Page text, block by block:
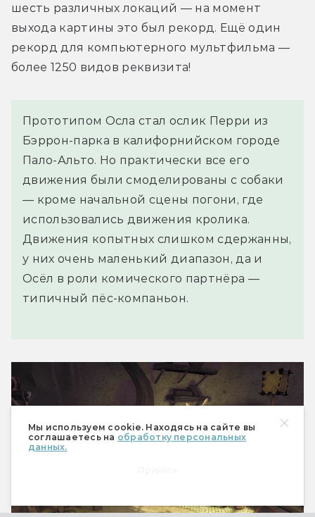
Мы используем cookie. Находясь на сайте вы
соглашаетесь на обработку персональных
данных.
шесть различных локаций — на момент
выхода картины это был рекорд. Ещё один
рекорд для компьютерного мультфильма —
более 1250 видов реквизита!
Прототипом Осла стал ослик Перри из
Бэррон-парка в калифорнийском городе
Пало-Альто. Но практически все его
движения были смоделированы с собаки
— кроме начальной сцены погони, где
использовались движения кролика.
Движения копытных слишком сдержанны,
у них очень маленький диапазон, да и
Осёл в роли комического партнёра —
типичный пёс-компаньон.